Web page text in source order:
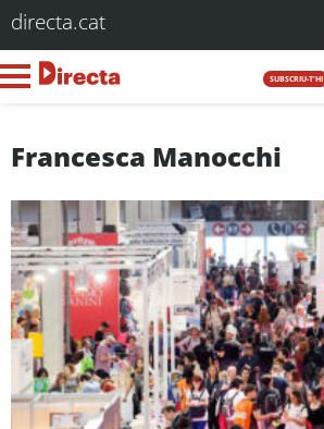
directa.cat
SUBSCRIU-T'HI
Francesca Manocchi